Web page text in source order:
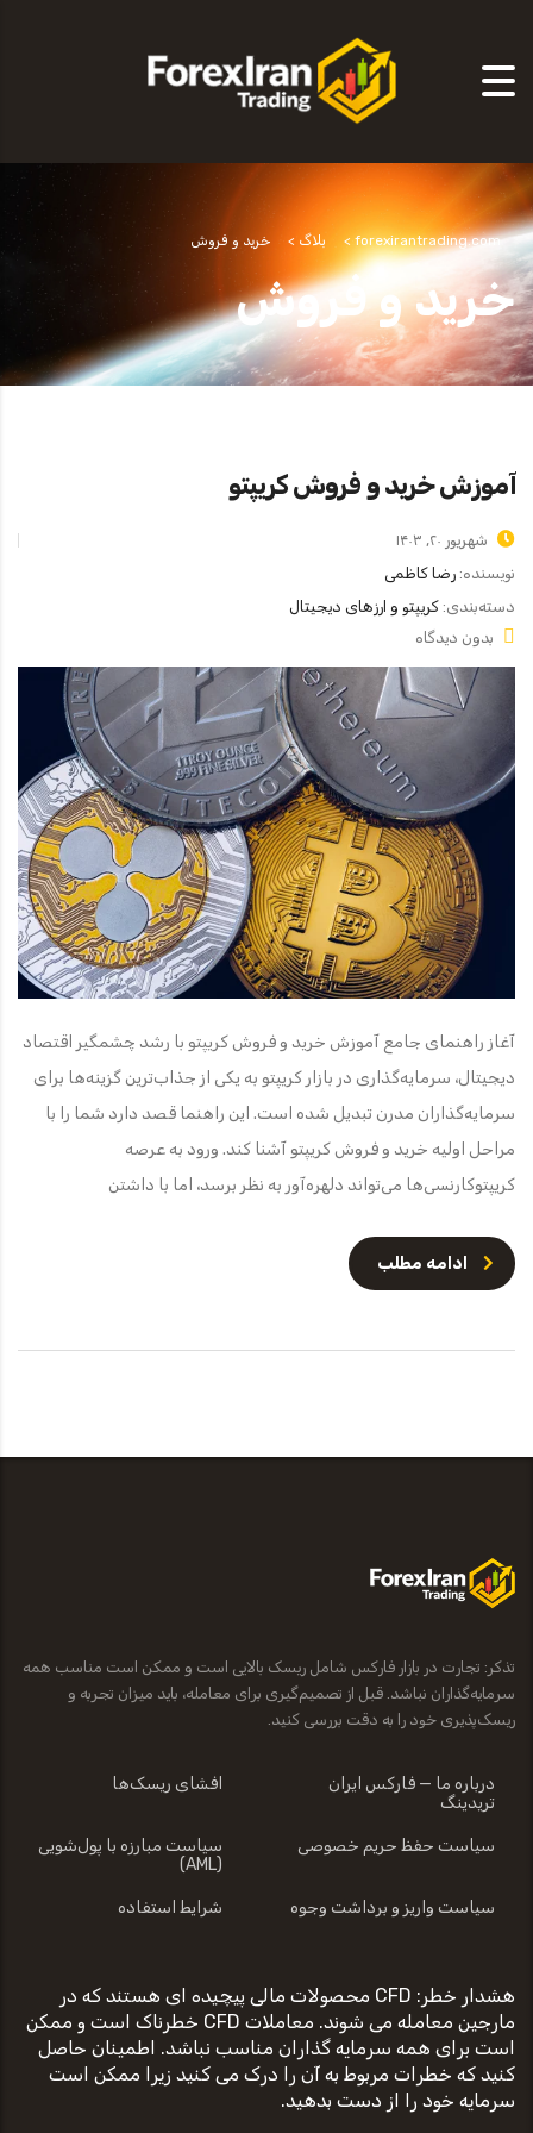
forexirantrading.com
> بلاگ > خرید و فروش
خرید و فروش
آموزش خرید و فروش کریپتو
شهریور ۲۰, ۱۴۰۳
نویسنده: رضا کاظمی
دسته‌بندی: کریپتو و ارزهای دیجیتال
بدون دیدگاه
آغاز راهنمای جامع آموزش خرید و فروش کریپتو با رشد چشمگیر اقتصاد
دیجیتال، سرمایه‌گذاری در بازار کریپتو به یکی از جذاب‌ترین گزینه‌ها برای
سرمایه‌گذاران مدرن تبدیل شده است. این راهنما قصد دارد شما را با
مراحل اولیه خرید و فروش کریپتو آشنا کند. ورود به عرصه
کریپتوکارنسی‌ها می‌تواند دلهره‌آور به نظر برسد، اما با داشتن
ادامه مطلب
تذکر: تجارت در بازار فارکس شامل ریسک بالایی است و ممکن است مناسب همه
سرمایه‌گذاران نباشد. قبل از تصمیم‌گیری برای معامله، باید میزان تجربه و
ریسک‌پذیری خود را به دقت بررسی کنید.
درباره ما — فارکس ایران
تریدینگ
افشای ریسک‌ها
سیاست حفظ حریم خصوصی
سیاست مبارزه با پول‌شویی
(AML)
سیاست واریز و برداشت وجوه شرایط استفاده
هشدار خطر: CFD محصولات مالی پیچیده ای هستند که در
مارجین معامله می شوند. معاملات CFD خطرناک است و ممکن
است برای همه سرمایه گذاران مناسب نباشد. اطمینان حاصل
کنید که خطرات مربوط به آن را درک می کنید زیرا ممکن است
سرمایه خود را از دست بدهید.